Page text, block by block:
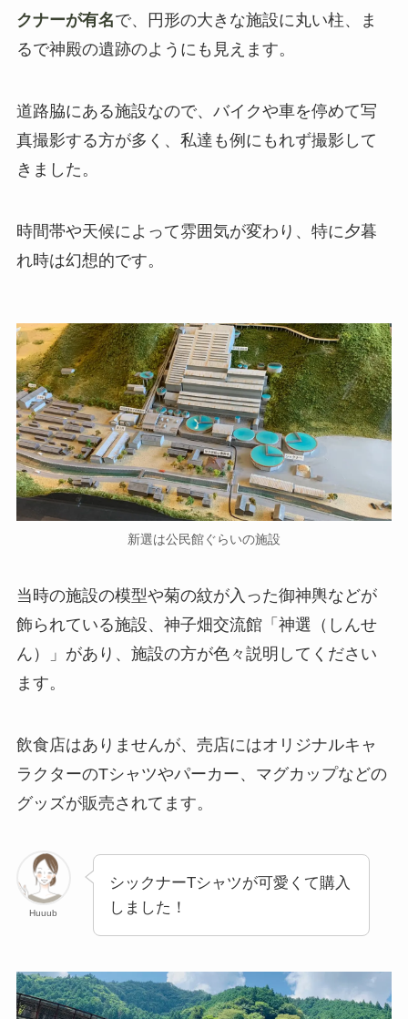
クナーが有名で、円形の大きな施設に丸い柱、ま
るで神殿の遺跡のようにも見えます。
道路脇にある施設なので、バイクや車を停めて写
真撮影する方が多く、私達も例にもれず撮影して
きました。
時間帯や天候によって雰囲気が変わり、特に夕暮
れ時は幻想的です。
新選は公民館ぐらいの施設
当時の施設の模型や菊の紋が入った御神輿などが
飾られている施設、神子畑交流館「神選（しんせ
ん）」があり、施設の方が色々説明してください
ます。
飲食店はありませんが、売店にはオリジナルキャ
ラクターのTシャツやパーカー、マグカップなどの
グッズが販売されてます。
Huuub
シックナーTシャツが可愛くて購入
しました！